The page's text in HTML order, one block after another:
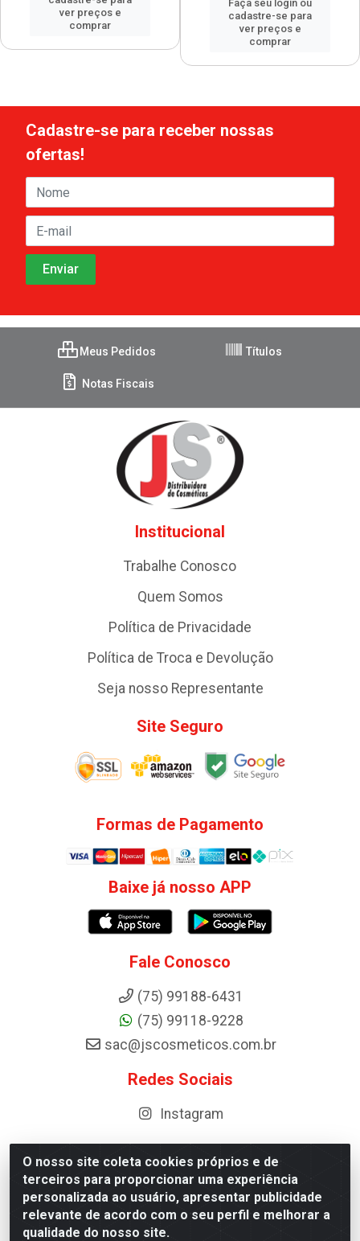
ver preços e
comprar
Faça seu login ou
cadastre-se para
ver preços e
comprar
O nosso site coleta cookies próprios e de
terceiros para proporcionar uma experiência
personalizada ao usuário, apresentar publicidade
relevante de acordo com o seu perfil e melhorar a
qualidade do nosso site.
Cadastre-se para receber nossas
ofertas!
Meus Pedidos Títulos
Notas Fiscais
Institucional
Trabalhe Conosco
Quem Somos
Política de Privacidade
Política de Troca e Devolução
Seja nosso Representante
Site Seguro
Formas de Pagamento
Baixe já nosso APP
Fale Conosco
(75) 99188-6431
(75) 99118-9228
sac@jscosmeticos.com.br
Redes Sociais
Instagram
Distribuidora de Cosméticos Antoneto LTDA - BA-052,
km 87 - Industrial, Ipirá - BA, 44600-000 - CNPJ
10.984.107/0001-75